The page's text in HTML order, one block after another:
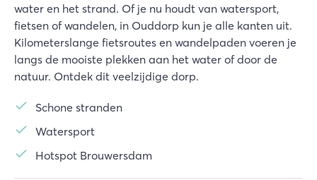
water en het strand. Of je nu houdt van watersport,
fietsen of wandelen, in Ouddorp kun je alle kanten uit.
Kilometerslange fietsroutes en wandelpaden voeren je
langs de mooiste plekken aan het water of door de
natuur. Ontdek dit veelzijdige dorp.
Schone stranden
Watersport
Hotspot Brouwersdam